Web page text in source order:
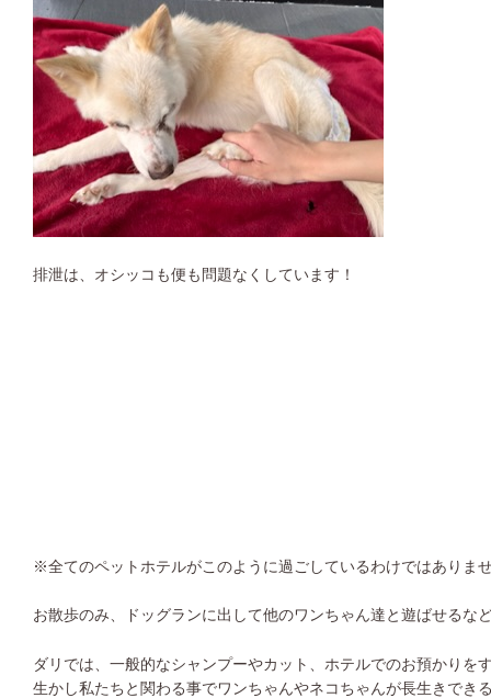
排泄は、オシッコも便も問題なくしています！
※全てのペットホテルがこのように過ごしているわけではありま
お散歩のみ、ドッグランに出して他のワンちゃん達と遊ばせるな
ダリでは、一般的なシャンプーやカット、ホテルでのお預かりを
生かし私たちと関わる事でワンちゃんやネコちゃんが長生きで